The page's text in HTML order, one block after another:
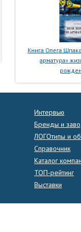
Книга Олега
арматура»
Интервью
Бренды и
ЛОГОтипы и
Справочник
Каталог
ТОП-рейтинг
Выставки